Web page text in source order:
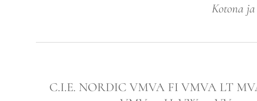
Kotona
C.I.E. NORDIC VMVA FI VMVA LT